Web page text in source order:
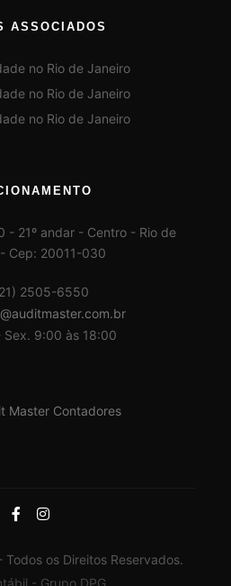
ASSOCIADOS
- 21º andar - Centro - Rio de
Cep: 20011-030
2505-6550
Sex. 9:00 às 18:00
Master Contadores
os Direitos Reservados.
- Grupo DPG